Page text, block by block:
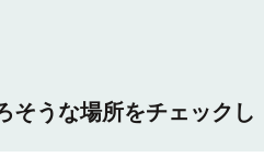
そうな場所をチェックし